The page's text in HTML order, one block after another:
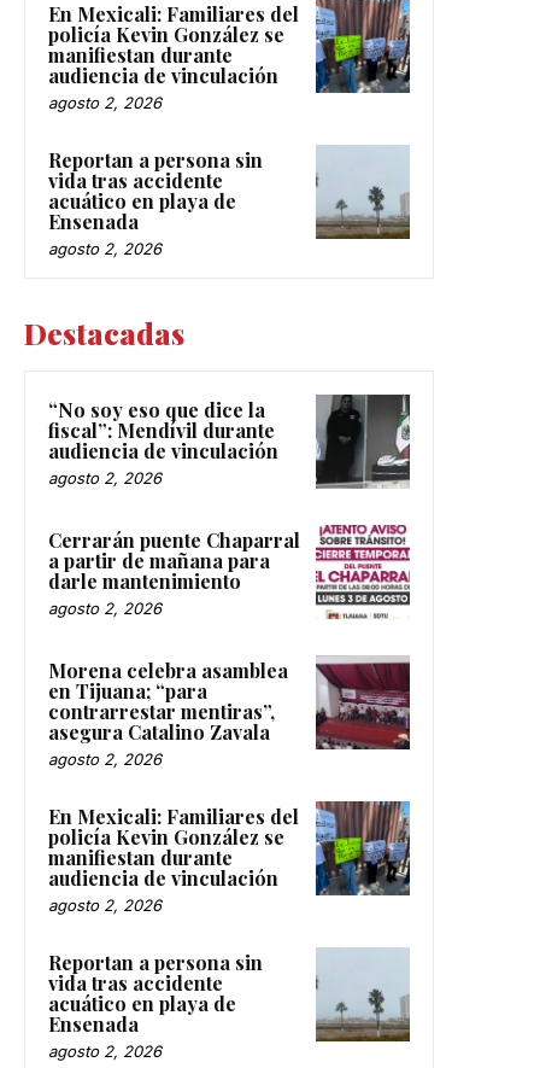
En Mexicali: Familiares del
policía Kevin González se
manifiestan durante
audiencia de vinculación
agosto 2, 2026
Reportan a persona sin
vida tras accidente
acuático en playa de
Ensenada
agosto 2, 2026
Destacadas
“No soy eso que dice la
fiscal”: Mendívil durante
audiencia de vinculación
agosto 2, 2026
Cerrarán puente Chaparral
a partir de mañana para
darle mantenimiento
agosto 2, 2026
Morena celebra asamblea
en Tijuana; “para
contrarrestar mentiras”,
asegura Catalino Zavala
agosto 2, 2026
En Mexicali: Familiares del
policía Kevin González se
manifiestan durante
audiencia de vinculación
agosto 2, 2026
Reportan a persona sin
vida tras accidente
acuático en playa de
Ensenada
agosto 2, 2026